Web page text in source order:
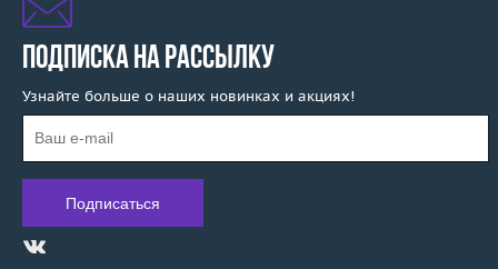
ПОДПИСКА НА РАССЫЛКУ
Узнайте больше о наших новинках и акциях!